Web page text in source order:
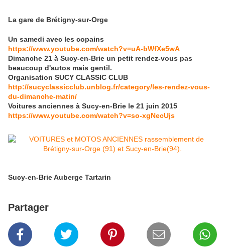
La gare de Brétigny-sur-Orge
Un samedi avec les copains
https://www.youtube.com/watch?v=uA-bWfXe5wA
Dimanche 21 à Sucy-en-Brie un petit rendez-vous pas
beaucoup d'autos mais gentil.
Organisation SUCY CLASSIC CLUB
http://sucyclassicclub.unblog.fr/category/les-rendez-vous-
du-dimanche-matin/
Voitures anciennes à Sucy-en-Brie le 21 juin 2015
https://www.youtube.com/watch?v=so-xgNecUjs
Sucy-en-Brie Auberge Tartarin
Partager